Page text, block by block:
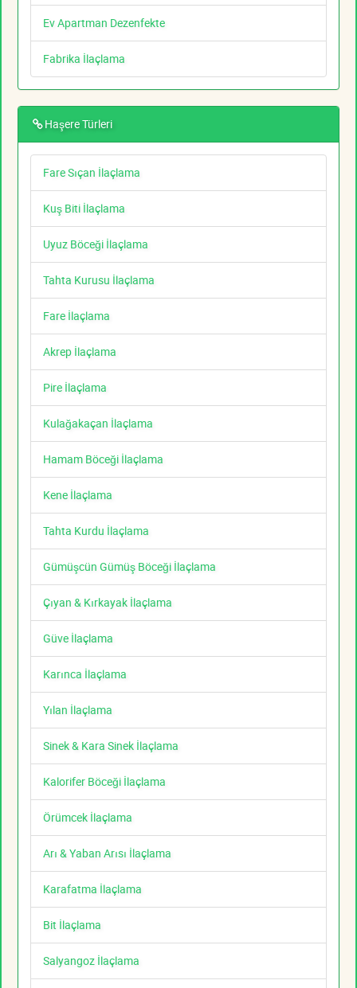
Ev Apartman Dezenfekte
Fabrika İlaçlama
Haşere Türleri
Fare Sıçan İlaçlama
Kuş Biti İlaçlama
Uyuz Böceği İlaçlama
Tahta Kurusu İlaçlama
Fare İlaçlama
Akrep İlaçlama
Pire İlaçlama
Kulağakaçan İlaçlama
Hamam Böceği İlaçlama
Kene İlaçlama
Tahta Kurdu İlaçlama
Gümüşcün Gümüş Böceği İlaçlama
Çıyan & Kırkayak İlaçlama
Güve İlaçlama
Karınca İlaçlama
Yılan İlaçlama
Sinek & Kara Sinek İlaçlama
Kalorifer Böceği İlaçlama
Örümcek İlaçlama
Arı & Yaban Arısı İlaçlama
Karafatma İlaçlama
Bit İlaçlama
Salyangoz İlaçlama